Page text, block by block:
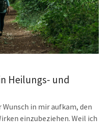
Heilungs- und
Wunsch in mir aufkam, den
einzubeziehen. Weil ich